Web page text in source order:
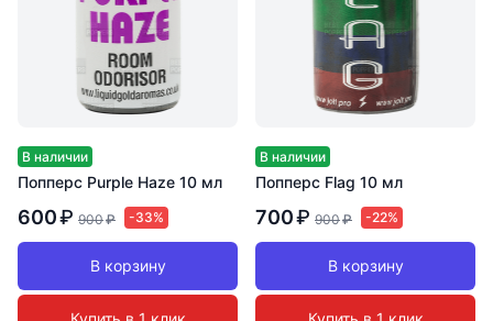
В наличии
Попперс Purple Haze 10 мл
600₽ 900₽ -33%
В корзину
В наличии
Попперс Flag 10 мл
700₽ 900₽ -22%
В корзину